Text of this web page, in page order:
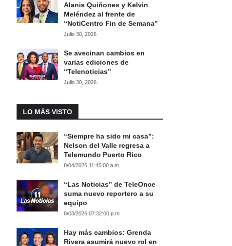
Alanis Quiñones y Kelvin
Meléndez al frente de
“NotiCentro Fin de Semana”
Julio 30, 2026
Se avecinan cambios en
varias ediciones de
“Telenoticias”
Julio 30, 2026
LO MÁS VISTO
“Siempre ha sido mi casa”:
Nelson del Valle regresa a
Telemundo Puerto Rico
8/04/2026 11:45:00 a.m.
“Las Noticias” de TeleOnce
suma nuevo reportero a su
equipo
8/03/2026 07:32:00 p.m.
Hay más cambios: Grenda
Rivera asumirá nuevo rol en